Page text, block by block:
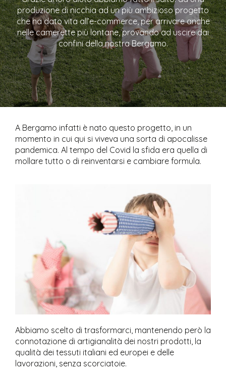
produzione di nicchia ad un più ambizioso progetto
che ha dato vita all’e-commerce, per arrivare anche
nelle camerette più lontane, provando ad uscire dai
confini della nostra Bergamo.
A Bergamo infatti è nato questo progetto, in un
momento in cui qui si viveva una sorta di apocalisse
pandemica. Al tempo del Covid la sfida era quella di
mollare tutto o di reinventarsi e cambiare formula.
Abbiamo scelto di trasformarci, mantenendo però la
connotazione di artigianalità dei nostri prodotti, la
qualità dei tessuti italiani ed europei e delle
lavorazioni, senza scorciatoie.